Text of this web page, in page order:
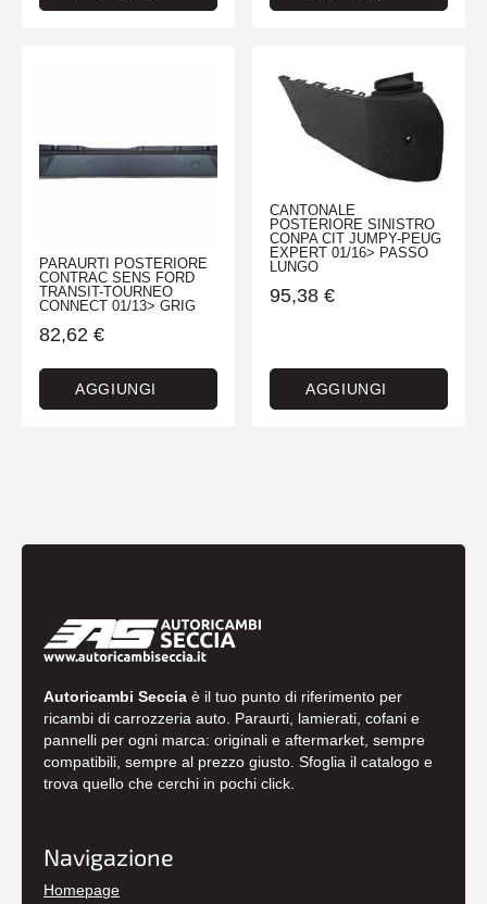
PARAURTI POSTERIORE
CONTRAC SENS FORD
TRANSIT-TOURNEO
CONNECT 01/13> GRIG
82,62 €
AGGIUNGI
CANTONALE
POSTERIORE SINISTRO
CONPA CIT JUMPY-PEUG
EXPERT 01/16> PASSO
LUNGO
95,38 €
AGGIUNGI
Autoricambi Seccia è il tuo punto di riferimento per
ricambi di carrozzeria auto. Paraurti, lamierati, cofani e
pannelli per ogni marca: originali e aftermarket, sempre
compatibili, sempre al prezzo giusto. Sfoglia il catalogo e
trova quello che cerchi in pochi click.
Navigazione
Homepage